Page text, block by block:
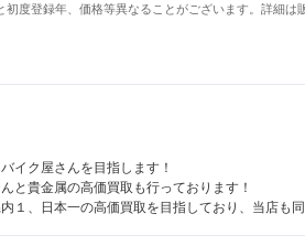
度登録年、価格等異なることがございます。詳細は
イク屋さんを目指します！
と貴金属の高価買取も行っております！
１、日本一の高価買取を目指しており、当店も